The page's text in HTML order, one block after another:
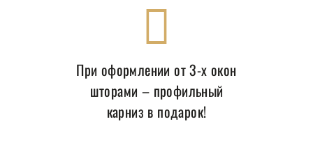
При оформлении от 3-х окон
шторами – профильный
карниз в подарок!